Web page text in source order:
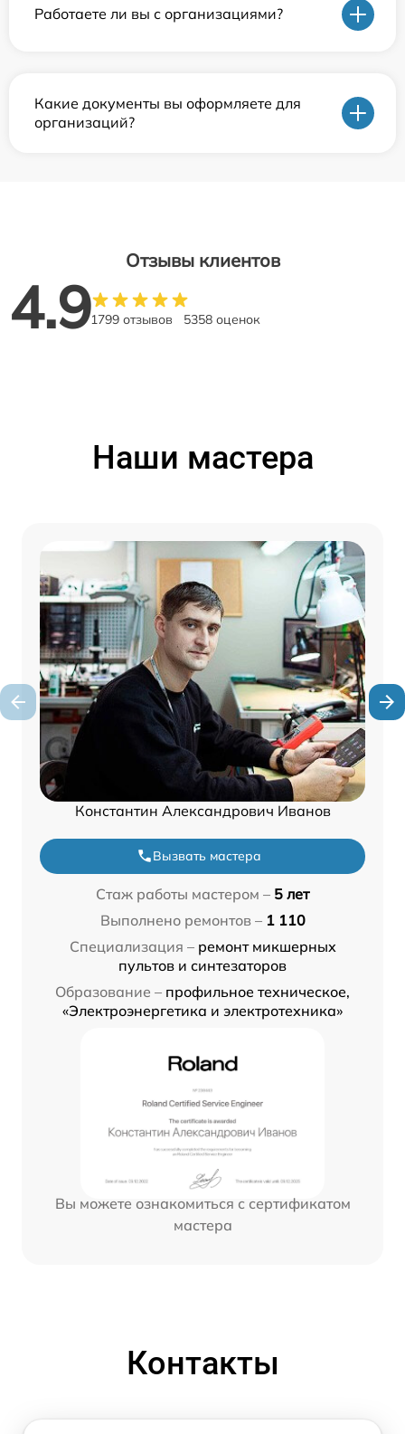
Работаете ли вы с организациями?
Какие документы вы оформляете для
организаций?
Отзывы клиентов
4.91799 отзывов 5358 оценок
Наши мастера
Константин Александрович Иванов
Вызвать мастера
Стаж работы мастером – 5 лет
Выполнено ремонтов – 1 110
Специализация – ремонт микшерных
пультов и синтезаторов
Образование – профильное техническое,
«Электроэнергетика и электротехника»
Вы можете ознакомиться с сертификатом
мастера
Контакты